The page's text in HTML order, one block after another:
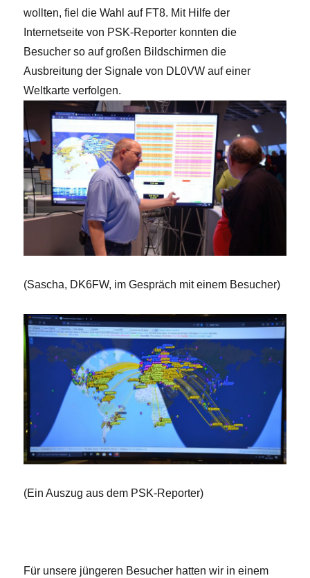
wollten, fiel die Wahl auf FT8. Mit Hilfe der
Internetseite von PSK-Reporter konnten die
Besucher so auf großen Bildschirmen die
Ausbreitung der Signale von DL0VW auf einer
Weltkarte verfolgen.
(Sascha, DK6FW, im Gespräch mit einem Besucher)
(Ein Auszug aus dem PSK-Reporter)
Für unsere jüngeren Besucher hatten wir in einem